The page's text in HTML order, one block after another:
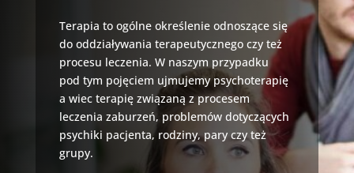
Terapia to ogólne określenie odnoszące się
do oddziaływania terapeutycznego czy też
procesu leczenia. W naszym przypadku
pod tym pojęciem ujmujemy psychoterapię
a wiec terapię związaną z procesem
leczenia zaburzeń, problemów dotyczących
psychiki pacjenta, rodziny, pary czy też
grupy.